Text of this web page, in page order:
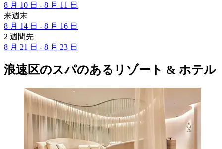
8 月 10 日 - 8 月 11 日
来週末
8 月 14 日 - 8 月 16 日
2 週間先
8 月 21 日 - 8 月 23 日
浪速区のスパのあるリゾート & ホテル